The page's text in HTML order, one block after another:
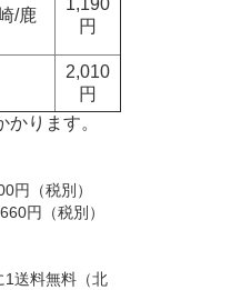
/鹿
1,190
円
2,010
円
ります。
（税別）
（税別）
1送料無料（北